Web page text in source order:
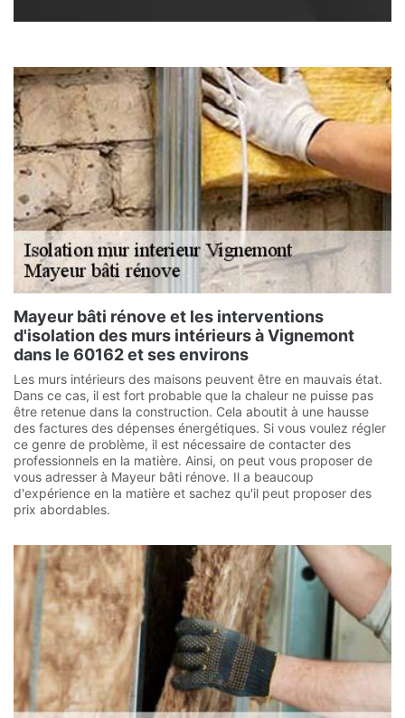
Mayeur bâti rénove et les interventions
d'isolation des murs intérieurs à Vignemont
dans le 60162 et ses environs
Les murs intérieurs des maisons peuvent être en mauvais état.
Dans ce cas, il est fort probable que la chaleur ne puisse pas
être retenue dans la construction. Cela aboutit à une hausse
des factures des dépenses énergétiques. Si vous voulez régler
ce genre de problème, il est nécessaire de contacter des
professionnels en la matière. Ainsi, on peut vous proposer de
vous adresser à Mayeur bâti rénove. Il a beaucoup
d'expérience en la matière et sachez qu'il peut proposer des
prix abordables.